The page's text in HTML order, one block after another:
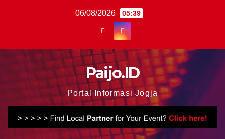
06/08/2026 05:39
Paijo.ID
Portal Informasi Jogja